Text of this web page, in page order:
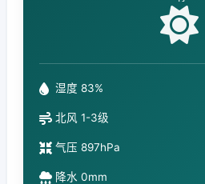
湿度 83%
北风 1-3级
气压 897hPa
降水 0mm